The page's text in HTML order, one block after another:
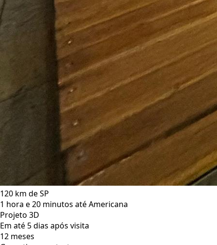
120 km de SP
1 hora e 20 minutos até Americana
Projeto 3D
Em até 5 dias após visita
12 meses